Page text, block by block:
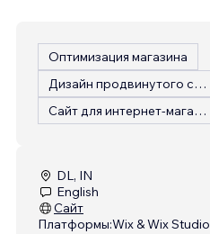
Оптимизация магазина
Дизайн продвинутого сайта
Сайт для интернет-магазина
DL, IN
English
Сайт
Платформы:Wix & Wix Studio